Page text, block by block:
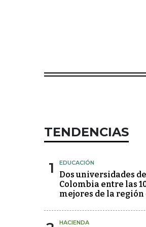
TENDENCIAS
1 EDUCACIÓN
Dos universidades de
Colombia entre las
mejores de la región
HACIENDA